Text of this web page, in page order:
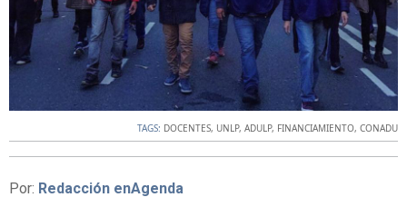
TAGS: DOCENTES, UNLP, ADULP, FINANCIAMIENTO, CONADU
Por: Redacción enAgenda